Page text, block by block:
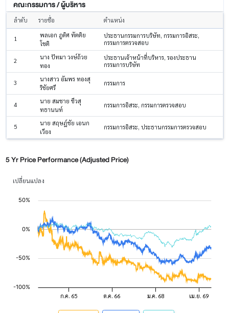
คณะกรรมการ / ผู้บริหาร
ลำดับ รายชื่อ ตำแหน่ง
1
พลเอก ภูดิศ ทัตติย
โชติ
ประธานกรรมการบริษัท, กรรมการอิสระ,
กรรมการตรวจสอบ
2
นาง ปัทมา วงษ์ถ้วย
ทอง
ประธานเจ้าหน้าที่บริหาร, รองประธาน
กรรมการบริษัท
3
นางสาว อัมพร ทองสุ
ริชัยศรี
กรรมการ
4
นาย สมชาย ชีวสุ
ทธานนท์
กรรมการอิสระ, กรรมการตรวจสอบ
5
นาย สฤษฎ์ชัย เอนก
เวียง
กรรมการอิสระ, ประธานกรรมการตรวจสอบ
5 Yr Price Performance (Adjusted Price)
เปลี่ยนแปลง